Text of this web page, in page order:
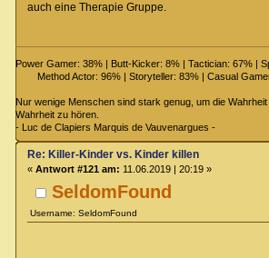
auch eine Therapie Gruppe.
Power Gamer: 38% | Butt-Kicker: 8% | Tactician: 67% |
Method Actor: 96% | Storyteller: 83% | Casual
Nur wenige Menschen sind stark genug, um die
Wahrheit zu hören.
- Luc de Clapiers Marquis de Vauvenargues -
SeldomFound
Username: SeldomFound
Re: Killer-Kinder vs. Kinder killen
« Antwort #121 am: 11.06.2019 | 20:19 »